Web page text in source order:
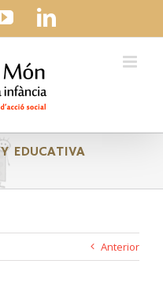
youtubelinkedin
EDUCATIVA
Anterior